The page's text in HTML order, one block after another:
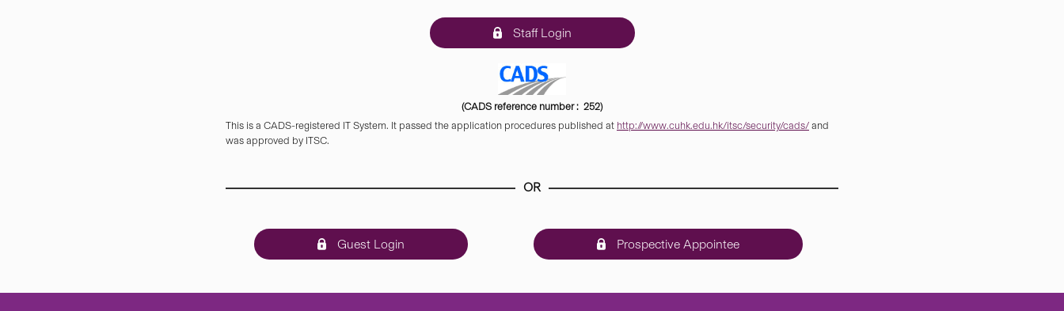
Staff Login
(CADS reference number : 252)
This is a CADS-registered IT System. It passed the application procedures published at http://www.cuhk.edu.hk/itsc/security/cads/ and
was approved by ITSC.
OR
Guest Login Prospective Appointee